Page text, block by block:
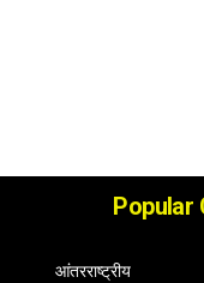
Popular
आंतरराष्ट्रीय